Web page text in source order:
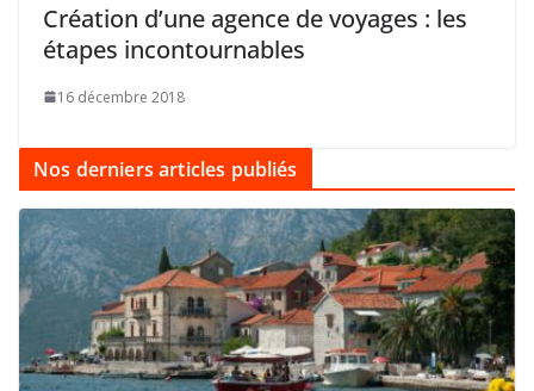
Création d’une agence de voyages : les
étapes incontournables
16 décembre 2018
Nos derniers articles publiés